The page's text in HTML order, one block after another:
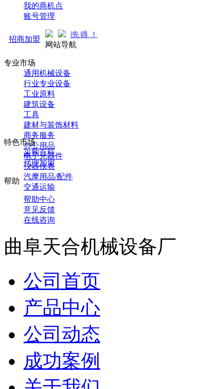
我的商机点
账号管理
招商加盟
网站导航
专业市场
通用机械设备
行业专业设备
工业原料
建筑设备
工具
建材与装饰材料
商务服务
办公用品
电子元器件
仪器仪表
汽摩用品/配件
交通运输
特色市场
采购百科
代理加盟
帮助中心
意见反馈
在线咨询
曲阜天合机械设备厂
公司首页
产品中心
公司动态
成功案例